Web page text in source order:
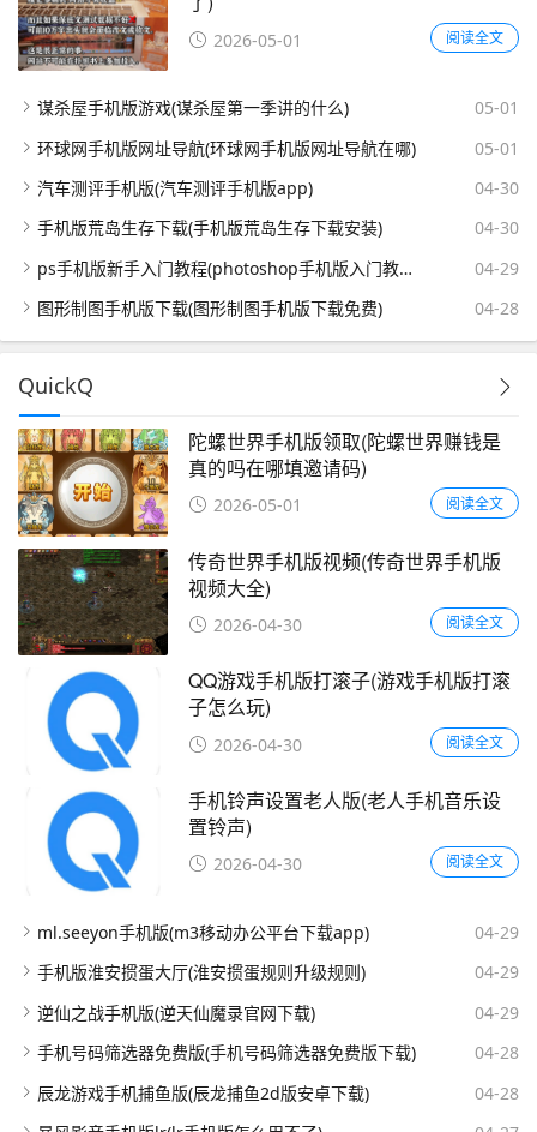
2026-05-01 阅读全文
谋杀屋手机版游戏(谋杀屋第一季讲的什么)
05-01
环球网手机版网址导航(环球网手机版网址导航在哪)
05-01
汽车测评手机版(汽车测评手机版app)
04-30
手机版荒岛生存下载(手机版荒岛生存下载安装)
04-30
ps手机版新手入门教程(photoshop手机版入门教程)
04-29
图形制图手机版下载(图形制图手机版下载免费)
04-28
QuickQ
陀螺世界手机版领取(陀螺世界赚钱是
真的吗在哪填邀请码)
2026-05-01 阅读全文
传奇世界手机版视频(传奇世界手机版
视频大全)
2026-04-30 阅读全文
QQ游戏手机版打滚子(游戏手机版打滚
子怎么玩)
2026-04-30 阅读全文
手机铃声设置老人版(老人手机音乐设
置铃声)
2026-04-30 阅读全文
ml.seeyon手机版(m3移动办公平台下载app)
04-29
手机版淮安掼蛋大厅(淮安掼蛋规则升级规则)
04-29
逆仙之战手机版(逆天仙魔录官网下载)
04-29
手机号码筛选器免费版(手机号码筛选器免费版下载)
04-28
辰龙游戏手机捕鱼版(辰龙捕鱼2d版安卓下载)
04-28